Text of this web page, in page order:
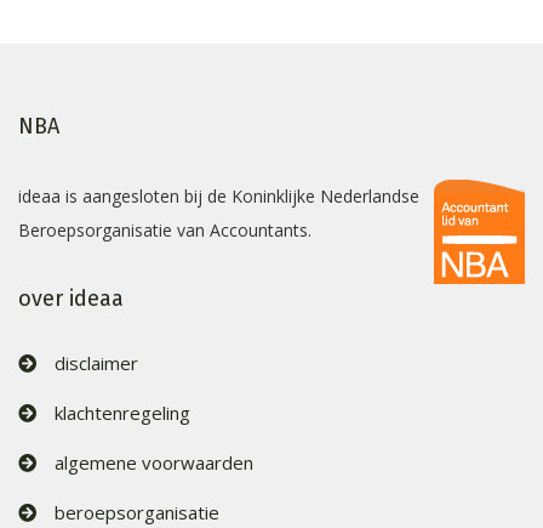
NBA
ideaa is aangesloten bij de Koninklijke Nederlandse
Beroepsorganisatie van Accountants.
over ideaa
disclaimer
klachtenregeling
algemene voorwaarden
beroepsorganisatie